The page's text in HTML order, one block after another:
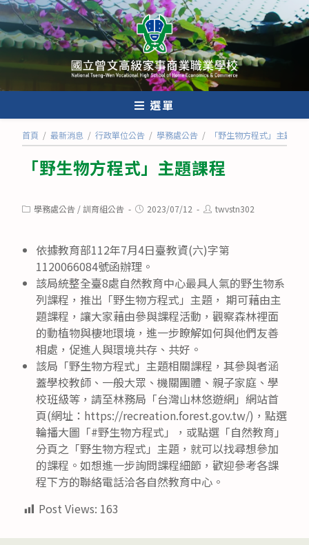
跳
轉
至
內
選單
首頁 / 最新消息 / 行政單位公告 / 學務處公告 / 「野生物方程式」主題課程
「野生物方程式」主題課程
Post學務處公告 /訓育組公告
Post2023/07/12
Posttwvstn302
依據教育部112年7月4日臺教資(六)字第
1120066084號函辦理。
該局統整全臺8處自然教育中心最具人氣的野生物系
列課程，推出「野生物方程式」主題， 期可藉由主
題課程，讓大家藉由參與課程活動，觀察森林裡面
的動植物與棲地環境，進一步瞭解如何與他們友善
相處，促進人與環境共存、共好。
該局「野生物方程式」主題相關課程，其參與者涵
蓋學校教師、一般大眾、機關團體、親子家庭、學
校班級等，請至林務局「台灣山林悠遊網」網站首
頁(網址：https://recreation.forest.gov.tw/)，點選
輪播大圖「#野生物方程式」，或點選「自然教育」
分頁之「野生物方程式」主題，就可以找尋想參加
的課程。如想進一步詢問課程細節，歡迎參考各課
程下方的聯絡電話洽各自然教育中心。
Post Views: 163